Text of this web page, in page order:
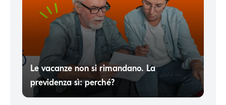
Le vacanze non si rimandano. La
previdenza sì: perché?